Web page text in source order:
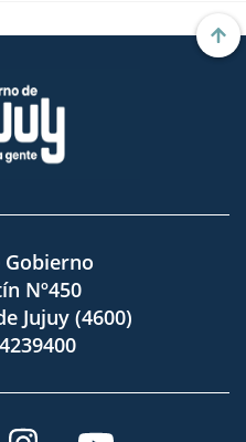
Gobierno
Nº450
Jujuy (4600)